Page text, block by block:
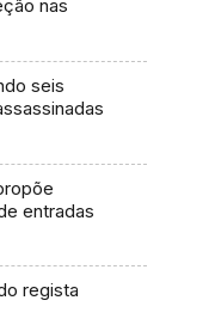
nas
seis
entradas
regista